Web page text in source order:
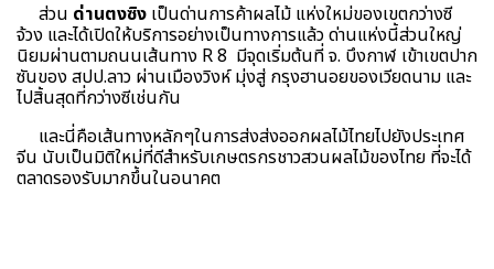
ส่วน ด่านตงซิง เป็นด่านการค้าผลไม้ แห่งใหม่ของเขตกว่างซี
จ้วง และได้เปิดให้บริการอย่างเป็นทางการแล้ว ด่านแห่งนี้ส่วนใหญ่
นิยมผ่านตามถนนเส้นทาง R 8 มีจุดเริ่มต้นที่ จ. บึงกาฬ เข้าเขตปาก
ซันของ สปป.ลาว ผ่านเมืองวิงห์ มุ่งสู่ กรุงฮานอยของเวียดนาม และ
ไปสิ้นสุดที่กว่างซีเช่นกัน
และนี่คือเส้นทางหลักๆในการส่งส่งออกผลไม้ไทยไปยังประเทศ
จีน นับเป็นมิติใหม่ที่ดีสำหรับเกษตรกรชาวสวนผลไม้ของไทย ที่จะได้
ตลาดรองรับมากขึ้นในอนาคต